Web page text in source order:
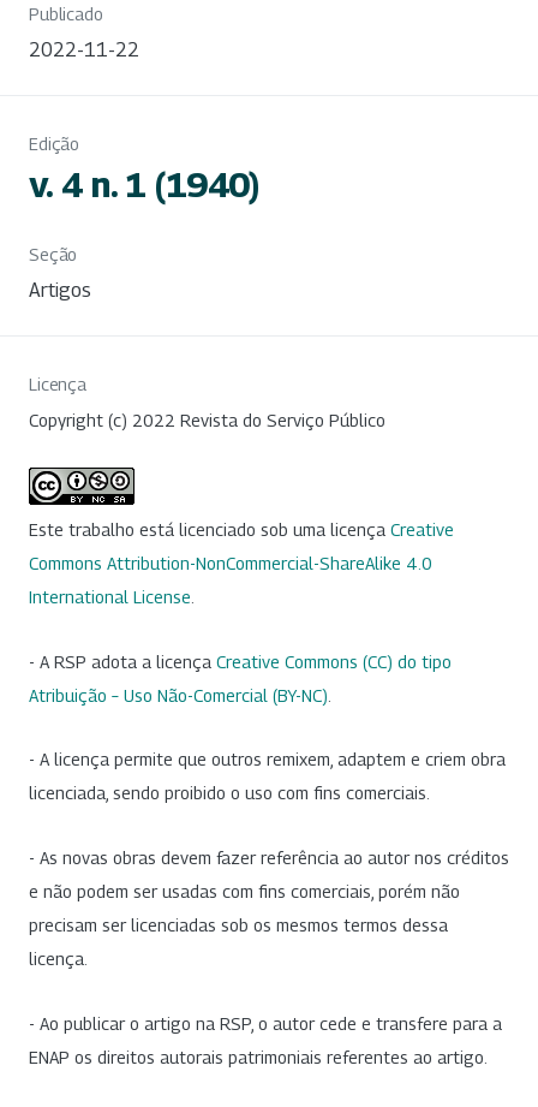
Publicado
2022-11-22
Edição
v. 4 n. 1 (1940)
Seção
Artigos
Licença
Copyright (c) 2022 Revista do Serviço Público
Este trabalho está licenciado sob uma licença Creative
Commons Attribution-NonCommercial-ShareAlike 4.0
International License
- A RSP adota a licença Creative Commons (CC) do tipo
Atribuição – Uso Não-Comercial (BY-NC)
- A licença permite que outros remixem, adaptem e criem obra
licenciada, sendo proibido o uso com fins comerciais.
- As novas obras devem fazer referência ao autor nos créditos
e não podem ser usadas com fins comerciais, porém não
precisam ser licenciadas sob os mesmos termos dessa
licença.
- Ao publicar o artigo na RSP, o autor cede e transfere para a
ENAP os direitos autorais patrimoniais referentes ao artigo.